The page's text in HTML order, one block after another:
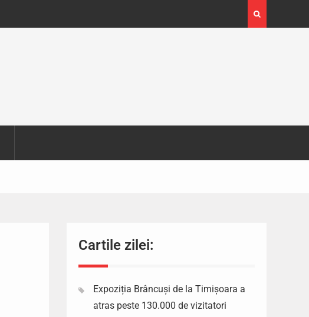
Expoziția Brâncuși de la Timișoara a atras peste
130.000 de vizitatori
Cartile zilei:
Expoziția Brâncuși de la Timișoara a
atras peste 130.000 de vizitatori